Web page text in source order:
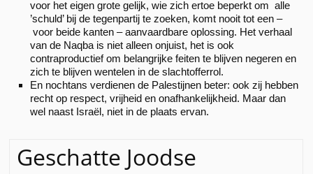
voor het eigen grote gelijk, wie zich ertoe beperkt om alle
’schuld’ bij de tegenpartij te zoeken, komt nooit tot een –
voor beide kanten – aanvaardbare oplossing. Het verhaal
van de Naqba is niet alleen onjuist, het is ook
contraproductief om belangrijke feiten te blijven negeren en
zich te blijven wentelen in de slachtofferrol.
En nochtans verdienen de Palestijnen beter: ook zij hebben
recht op respect, vrijheid en onafhankelijkheid. Maar dan
wel naast Israël, niet in de plaats ervan.
Geschatte Joodse